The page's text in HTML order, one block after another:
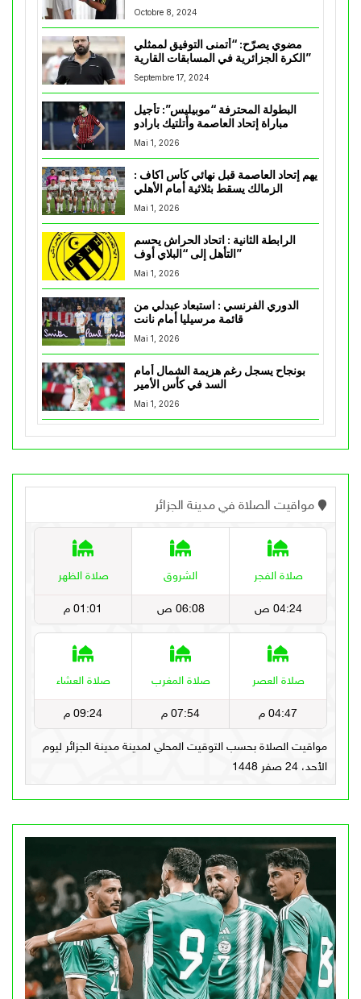
Octobre 8, 2024
مضوي يصرّح: “أتمنى التوفيق لممثلي
الكرة الجزائرية في المسابقات القارية”
Septembre 17, 2024
البطولة المحترفة “موبيليس”: تأجيل
مباراة إتحاد العاصمة وأتلتيك بارادو
Mai 1, 2026
يهم إتحاد العاصمة قبل نهائي كأس اكاف :
Mai 1, 2026
الرابطة الثانية : اتحاد الحراش يحسم
التأهل إلى “البلاي أوف”
Mai 1, 2026
الدوري الفرنسي : استبعاد عبدلي من
قائمة مرسيليا أمام نانت
Mai 1, 2026
بونجاح يسجل رغم هزيمة الشمال أمام
السد في كأس الأمير
Mai 1, 2026